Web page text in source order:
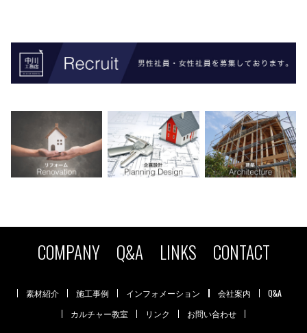
COMPANY Q&A LINKS CONTACT
素材紹介 施工事例 インフォメーション 会社案内
Q&A
カルチャー教室
リンク お問い合わせ